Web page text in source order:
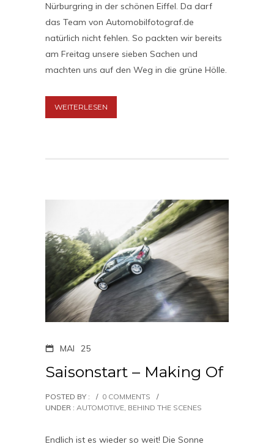
Nürburgring in der schönen Eiffel. Da darf
das Team von Automobilfotograf.de
natürlich nicht fehlen. So packten wir bereits
am Freitag unsere sieben Sachen und
machten uns auf den Weg in die grüne Hölle.
WEITERLESEN
MAI 25
Saisonstart – Making Of
POSTED BY : / 0 COMMENTS
/
UNDER : AUTOMOTIVE, BEHIND THE SCENES
Endlich ist es wieder so weit! Die Sonne